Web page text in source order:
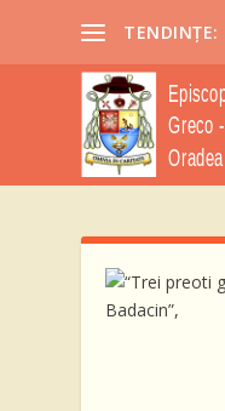
TENDINȚE: